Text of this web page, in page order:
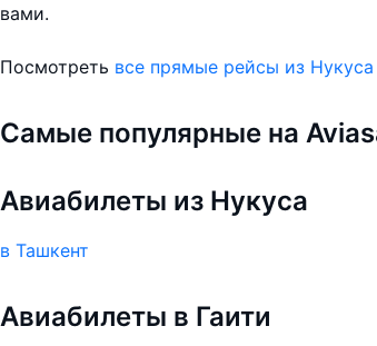
вами.
Посмотреть все прямые рейсы из Нукуса
Самые популярные на
Авиабилеты из Нукуса
в Ташкент
Авиабилеты в Гаити